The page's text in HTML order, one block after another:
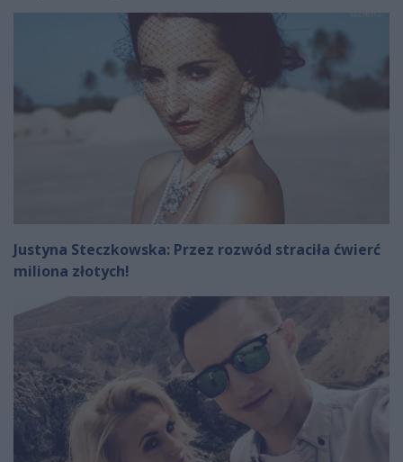
Justyna Steczkowska: Przez rozwód straciła ćwierć
miliona złotych!